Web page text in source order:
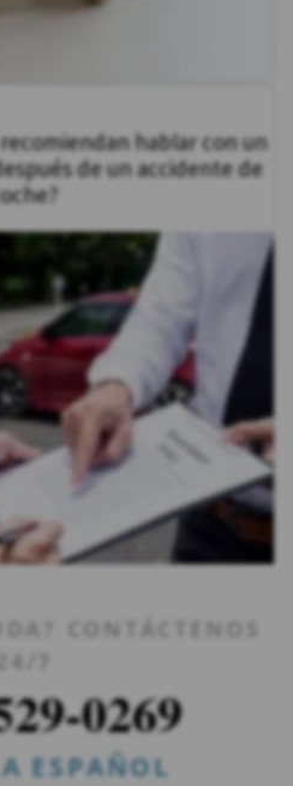
hablar con un
de un accidente de
CONTÁCTENOS
24/7
0269
ESPAÑOL